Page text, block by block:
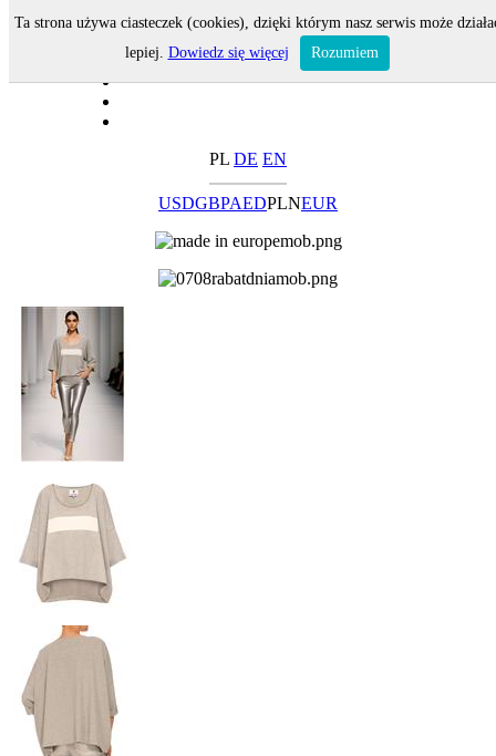
PL DE EN
USDGBPAEDPLNEUR
Ta strona używa ciasteczek (cookies), dzięki którym nasz serwis może
lepiej. Dowiedz się więcej Rozumiem